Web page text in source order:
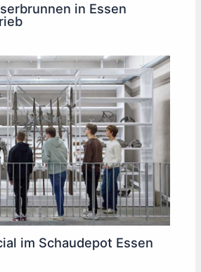
in Essen
im Schaudepot Essen